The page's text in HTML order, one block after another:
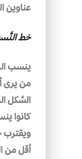
عناوين
خط
ينسب
من يرى
الشكل
كانوا
ويقترب
أقل من